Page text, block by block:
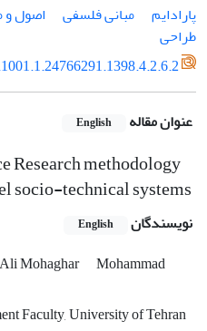
پارادایم
مبانی فلسفی اصول
طراحی
عنوان مقاله English
Research methodology
socio-technical systems
نویسندگان English
Ali Mohaghar Mohammad
Faculty, University of Tehran